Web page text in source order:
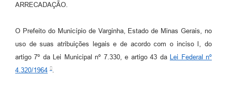
ARRECADAÇÃO.
O Prefeito do Município de Varginha, Estado de Minas Gerais, no
uso de suas atribuições legais e de acordo com o inciso I, do
artigo 7º da Lei Municipal nº 7.330, e artigo 43 da
Lei Federal nº
4.320/1964
.